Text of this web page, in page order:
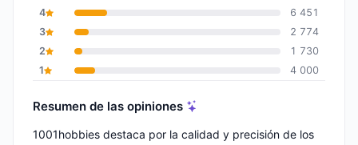
4
6 451
3
2 774
2
1 730
1
4 000
Resumen de las opiniones
1001hobbies destaca por la calidad y precisión de los